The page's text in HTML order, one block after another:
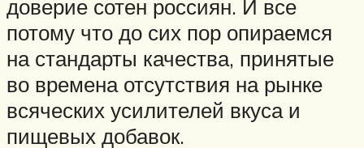
доверие сотен россиян. И все
потому что до сих пор опираемся
на стандарты качества, принятые
во времена отсутствия на рынке
всяческих усилителей вкуса и
пищевых добавок.